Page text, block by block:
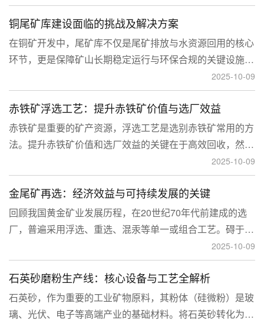
回水系统。根据地形，尾矿库可分为山谷型、山坡型、平地
型和河流拦截型。
铜尾矿库建设面临的挑战及解决方案
在铜矿开发中，尾矿库不仅是尾矿排放与水资源回用的核心
环节，更是保障矿山长期稳定运行与环保合规的关键设施。
然而，铜矿尾矿本身具有粒度细、水量大、化学活性强等特
性，使尾矿库在坝体稳定、防渗处理与排洪系统设计方面面
临更高技术挑战。
2025-10-09
赤铁矿浮选工艺：提升赤铁矿价值与选厂效益
赤铁矿是重要的矿产资源，浮选工艺是选别赤铁矿常用的方
法。提升赤铁矿价值和选厂效益的关键在于高效回收，然
而，赤铁矿往往存在嵌布粒度细、易泥化、存在高硅铝杂质
等特征。利用传统的浮选工艺进行处理会面临回收率低、精
矿品位不稳定、药剂成本高等问题。
2025-10-09
金尾矿再选：经济效益与可持续发展的关键
回顾我国黄金矿业发展历程，在20世纪70年代前建成的选
厂，普遍采用浮选、重选、混汞等单一或组合工艺。碍于当
时选矿工艺水平的限制，回收率普遍较低，大量细粒金、包
裹金或与特定矿物共生的金流失到尾矿中，造成了巨大的经
济损失。
2025-10-09
石英砂磨粉生产线：核心设备与工艺全解析
石英砂，作为重要的工业矿物原料，其粉体（硅微粉）是玻
璃、光伏、电子等高端产业的基础材料。将石英砂转化为高